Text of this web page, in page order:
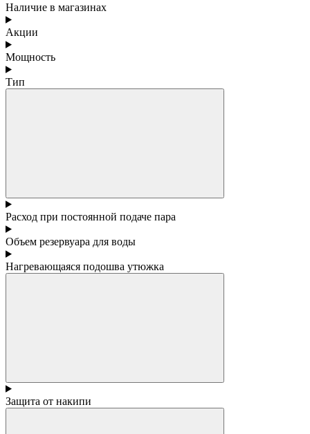
Наличие в магазинах
Акции
Мощность
Тип
Расход при постоянной подаче пара
Объем резервуара для воды
Нагревающаяся подошва утюжка
Защита от накипи